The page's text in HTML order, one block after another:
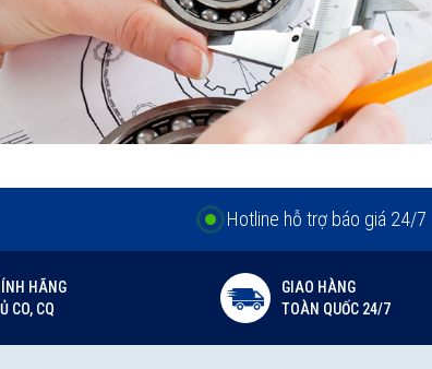
Hotline hỗ trợ báo giá 24/7
HÃNG
CO, CQ
GIAO HÀNG
TOÀN QUỐC 24/7